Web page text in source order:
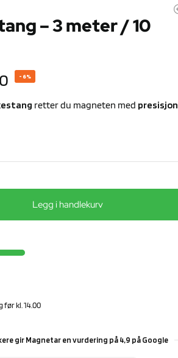
– 3 meter / 10
-6%
retter du magneten med presisjon
Legg i handlekurv
før kl. 14.00
gir Magnetar en vurdering på 4,9 på Google